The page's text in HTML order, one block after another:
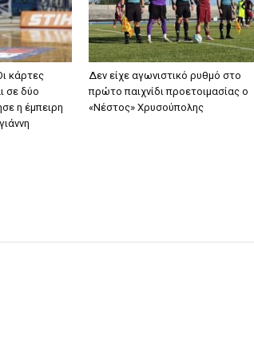
κάρτες
σε δύο
η έμπειρη
Δεν είχε αγωνιστικό ρυθμό στο
πρώτο παιχνίδι προετοιμασίας ο
«Νέστος» Χρυσούπολης